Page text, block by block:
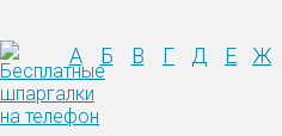
А Б В Г Д Е Ж